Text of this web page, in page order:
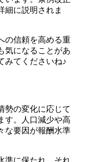
細に説明されま
の信頼を高める重
気になることがあ
みてくださいね♪
勢の変化に応じて
す。人口減少や高
な要因が報酬水準
準に保たれ、それ